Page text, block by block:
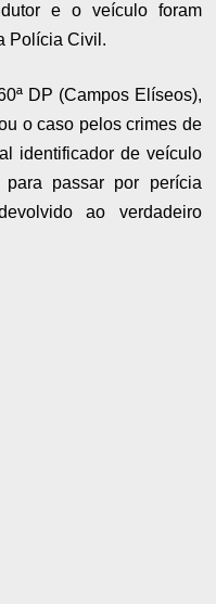
e o veículo foram
Polícia Civil.
DP (Campos Elíseos),
o caso pelos crimes de
identificador de veículo
passar por perícia
ao verdadeiro